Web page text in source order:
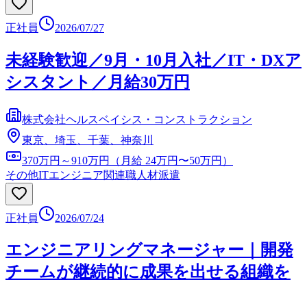
正社員 2026/07/27
未経験歓迎／9月・10月入社／IT・DXア
シスタント／月給30万円
株式会社ヘルスベイシス・コンストラクション
東京、埼玉、千葉、神奈川
370万円～910万円（月給 24万円〜50万円）
その他ITエンジニア関連職人材派遣
正社員 2026/07/24
エンジニアリングマネージャー｜開発
チームが継続的に成果を出せる組織を